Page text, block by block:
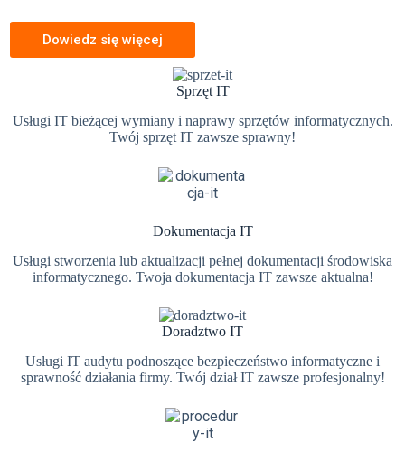
Dowiedz się więcej
Sprzęt IT
Usługi IT bieżącej wymiany i naprawy sprzętów informatycznych.
Twój sprzęt IT zawsze sprawny!
Dokumentacja IT
Usługi stworzenia lub aktualizacji pełnej dokumentacji środowiska
informatycznego. Twoja dokumentacja IT zawsze aktualna!
Doradztwo IT
Usługi IT audytu podnoszące bezpieczeństwo informatyczne i
sprawność działania firmy. Twój dział IT zawsze profesjonalny!